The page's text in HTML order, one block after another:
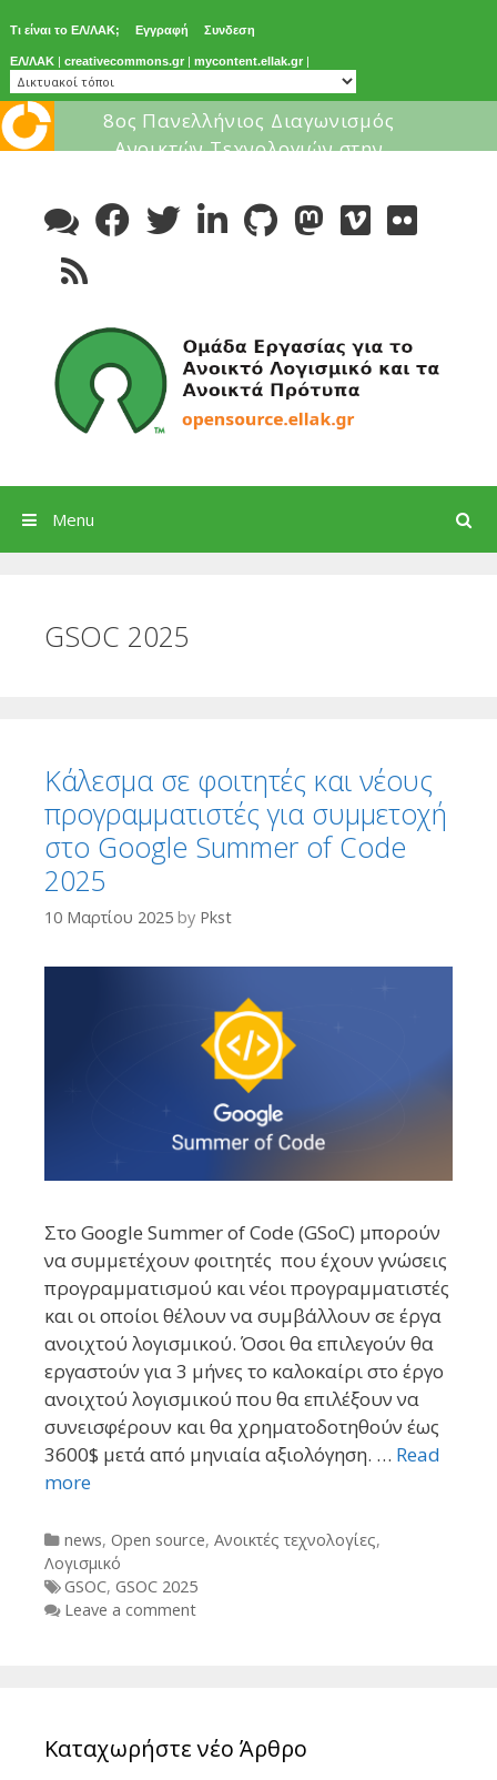
Τι είναι το ΕΛ/ΛΑΚ; Εγγραφή Συνδεση
ΕΛ/ΛΑΚ | creativecommons.gr | mycontent.ellak.gr |
Μάθε για το ελεύθερο
content
Search
Menu
GSOC 2025
Κάλεσμα σε φοιτητές και νέους
προγραμματιστές για συμμετοχή
στο Google Summer of Code
2025
10 Μαρτίου 2025 by Pkst
Στο Google Summer of Code (GSoC) μπορούν
να συμμετέχουν φοιτητές που έχουν γνώσεις
προγραμματισμού και νέοι προγραμματιστές
και οι οποίοι θέλουν να συμβάλλουν σε έργα
ανοιχτού λογισμικού. Όσοι θα επιλεγούν θα
εργαστούν για 3 μήνες το καλοκαίρι στο έργο
ανοιχτού λογισμικού που θα επιλέξουν να
συνεισφέρουν και θα χρηματοδοτηθούν έως
3600$ μετά από μηνιαία αξιολόγηση. … Read
more
Categories
news, Open source, Ανοικτές τεχνολογίες,
Λογισμικό
Tags
GSOC, GSOC 2025
Leave a comment
Καταχωρήστε νέο Άρθρο